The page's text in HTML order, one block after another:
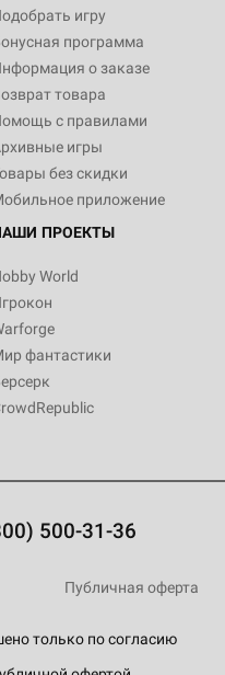
игру
программа
о заказе
товара
с правилами
игры
без скидки
приложение
ПРОЕКТЫ
World
фантастики
500-31-36
только по согласию
Публичная оферта